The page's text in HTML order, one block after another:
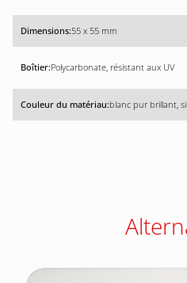
55 x 55 mm
Polycarbonate, résistant aux UV
blanc pur brillant,